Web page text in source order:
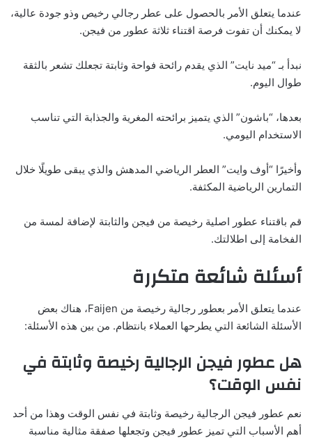
عندما يتعلق الأمر بالحصول على عطر رجالي رخيص وذو جودة عالية،
لا يمكنك أن تفوت فرصة اقتناء ثلاثة عطور من فيجن.
نبدأ بـ “ميد نايت” الذي يقدم رائحة فواحة وثابتة تجعلك تشعر بالثقة
طوال اليوم.
بعدها، “باشون” الذي يتميز برائحته المغرية والجذابة التي تناسب
الاستخدام اليومي.
وأخيرًا “أوف وايت” العطر الرياضي المدهش والذي يبقى طويلًا خلال
التمارين الرياضية المكثفة.
قم باقتناء عطور اصلية رخيصة من فيجن والثابتة لإضافة لمسة من
الفخامة إلى اطلالتك.
أسئلة شائعة متكررة
عندما يتعلق الأمر بعطور رجالية رخيصة من Faijen، هناك بعض
الأسئلة الشائعة التي يطرحها العملاء بانتظام. من بين هذه الأسئلة:
هل عطور فيجن الرجالية رخيصة وثابتة في
نفس الوقت؟
نعم عطور فيجن الرجالية رخيصة وثابتة في نفس الوقت وهذا من أحد
أهم الأسباب التي تميز عطور فيجن وتجعلها صفقة مثالية مناسبة